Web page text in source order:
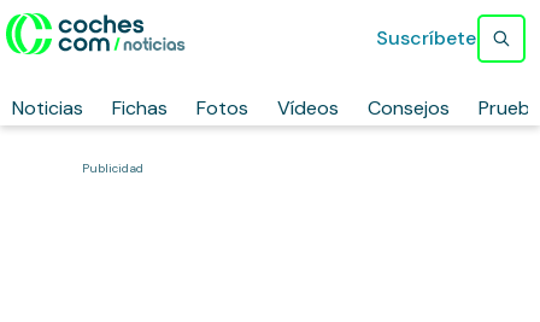
Noticias Fichas Fotos Vídeos Consejos
Suscríbete
Publicidad